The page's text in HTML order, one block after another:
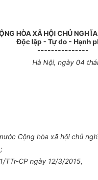
HÒA XÃ HỘI CHỦ
Độc lập - Tự do - Hạnh
---------------
Hà Nội, ngày 04
Cộng hòa xã hội chủ
TTr-CP ngày 12/3/2015,